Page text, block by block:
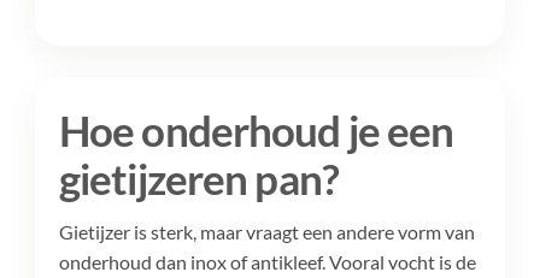
Hoe onderhoud je een
gietijzeren pan?
Gietijzer is sterk, maar vraagt een andere vorm van
onderhoud dan inox of antikleef. Vooral vocht is de